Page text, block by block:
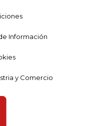
Información
y Comercio